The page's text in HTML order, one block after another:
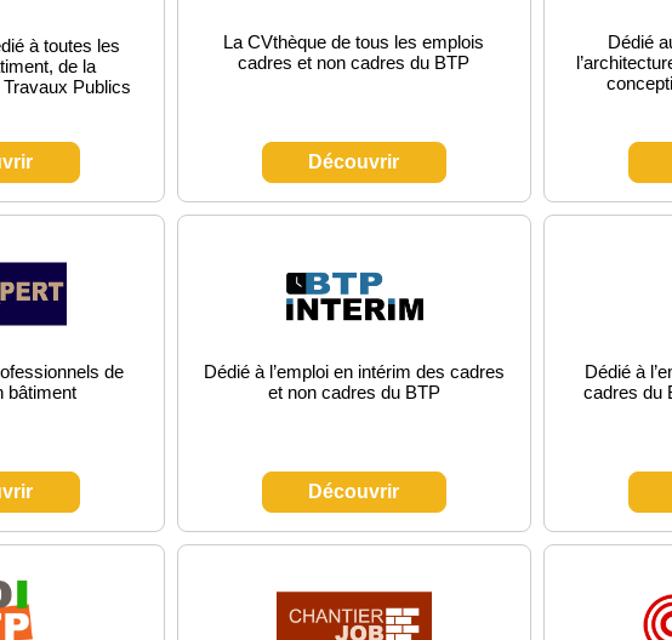
à toutes les
de la
Publics
La CVthèque de tous les emplois
cadres et non cadres du BTP
Découvrir
Dédié
de
bâtiment
Dédié à l’emploi en intérim des cadres
et non cadres du BTP
Découvrir
Dédié à
cadres du